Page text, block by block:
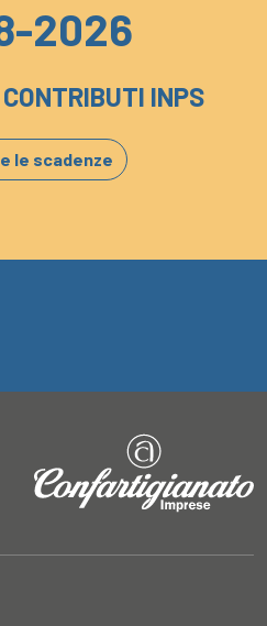
2026
INPS
le scadenze